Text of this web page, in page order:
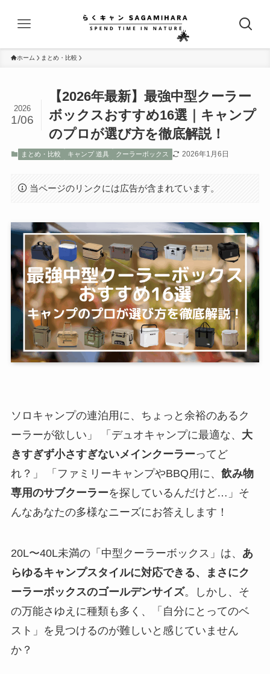
ホーム まとめ・比較
【2026年最新】最強中型クーラー
ボックスおすすめ16選｜キャンプ
のプロが選び方を徹底解説！
2026
1/06
まとめ・比較 キャンプ 道具 クーラーボックス 2026年1月6日
当ページのリンクには広告が含まれています。
ソロキャンプの連泊用に、ちょっと余裕のあるク
ーラーが欲しい」 「デュオキャンプに最適な、 大
きすぎず小さすぎないメインクーラーってど
れ？」 「ファミリーキャンプやBBQ用に、 飲み物
専用のサブクーラーを探しているんだけど…」そ
んなあなたの多様なニーズにお答えします！
20L〜40L未満の「中型クーラーボックス」は、 あ
らゆるキャンプスタイルに対応できる、まさにク
ーラーボックスのゴールデンサイズ。しかし、そ
の万能さゆえに種類も多く、「自分にとってのベ
スト」を見つけるのが難しいと感じていません
か？